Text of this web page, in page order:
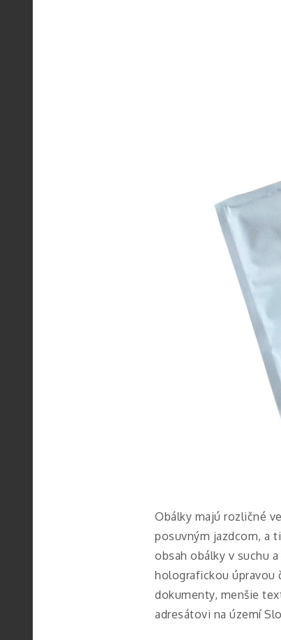
Obálky majú rozličné
posuvným jazdcom, a
obsah obálky v suchu
holografickou úpravou
dokumenty, menšie
adresátovi na území